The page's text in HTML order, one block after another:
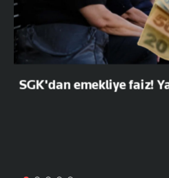
SGK'dan emekliye faiz!